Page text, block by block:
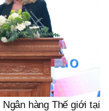
hàng Thế giới tại